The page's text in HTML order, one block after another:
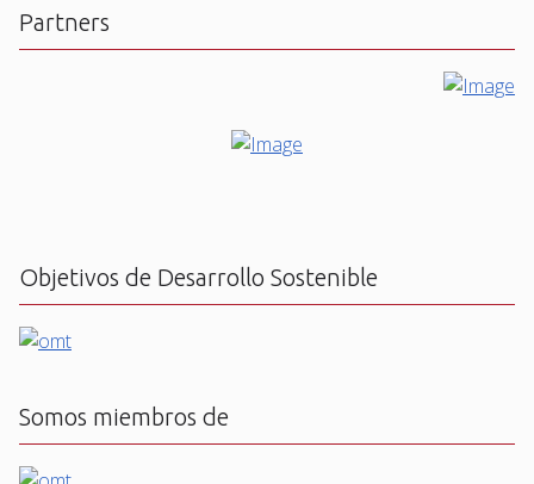
Partners
Objetivos de Desarrollo Sostenible
Somos miembros de